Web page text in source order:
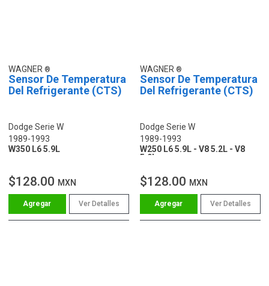
WAGNER
Sensor De Temperatura
Del Refrigerante (CTS)
Dodge Serie W
1989-1993
W350 L6 5.9L
$128.00 MXN
Ver Detalles
WAGNER
Sensor De Temperatura
Del Refrigerante (CTS)
Dodge Serie W
1989-1993
W250 L6 5.9L - V8 5.2L - V8
5.9L
$128.00 MXN
Ver Detalles